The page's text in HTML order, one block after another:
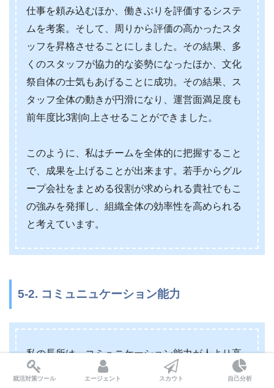
仕事を頼み込むほか、働きぶりを評価するシステ
ムを考案。そして、周りから評価の高かったスタ
ッフを昇格させることにしました。その結果、多
くのスタッフが協力的な姿勢になったほか、文化
祭自体の士気もあげることに成功。その結果、ス
タッフ全体の動きが円滑になり、運営面満足度も
前年度比3割向上させることができました。
このように、私はチームを全体的に把握すること
で、成果を上げることが出来ます。若手からグル
ープ会社をまとめる役割が求められる貴社でもこ
の強みを発揮し、組織全体の効率性を高められる
と考えています。
5-2. コミュニュケーション能力
私の長所は、コミュニケーション能力が人より高
いところです。
就活対策ツール エージェント スカウト 自己分析